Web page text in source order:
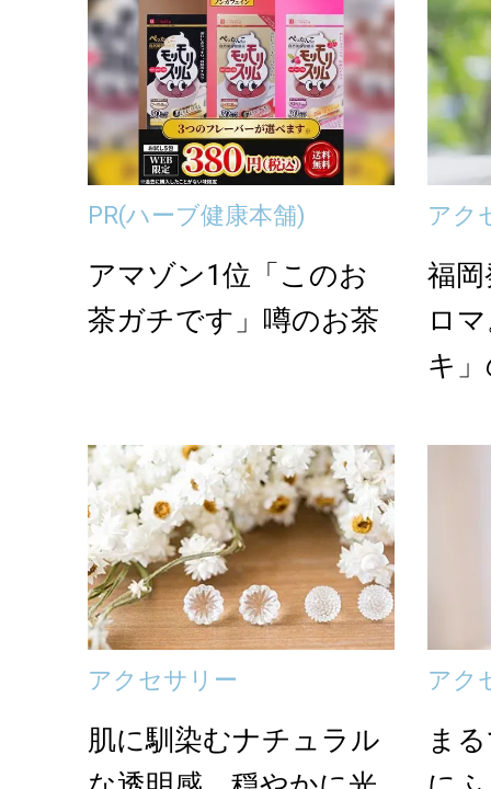
PR(ハーブ健康本舗)
アマゾン1位「このお
茶ガチです」噂のお茶
アク
福
ロ
キ
アクセサリー
肌に馴染むナチュラル
アク
ま